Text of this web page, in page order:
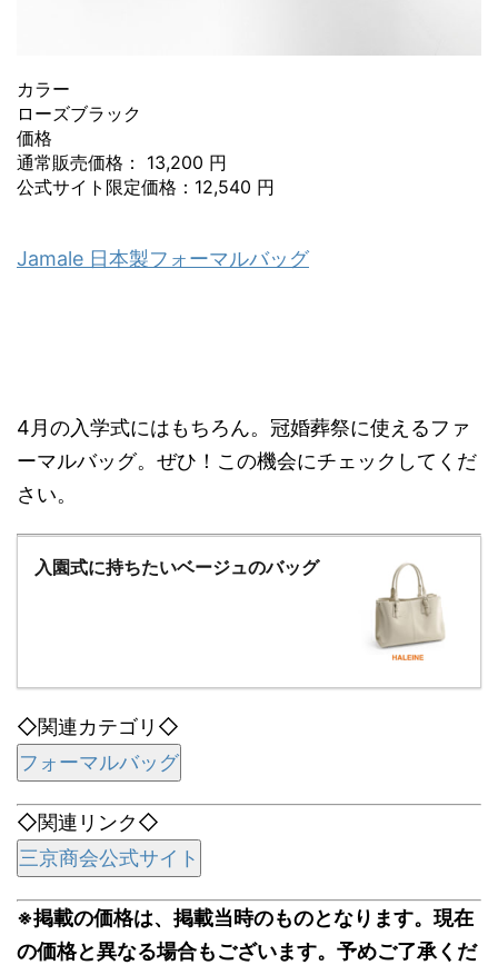
カラー
ローズブラック
価格
通常販売価格： 13,200 円
公式サイト限定価格：12,540 円
Jamale 日本製フォーマルバッグ
4月の入学式にはもちろん。冠婚葬祭に使えるファ
ーマルバッグ。ぜひ！この機会にチェックしてくだ
さい。
入園式に持ちたいベージュのバッグ
◇関連カテゴリ◇
フォーマルバッグ
◇関連リンク◇
三京商会公式サイト
※掲載の価格は、掲載当時のものとなります。現在
の価格と異なる場合もございます。予めご了承くだ